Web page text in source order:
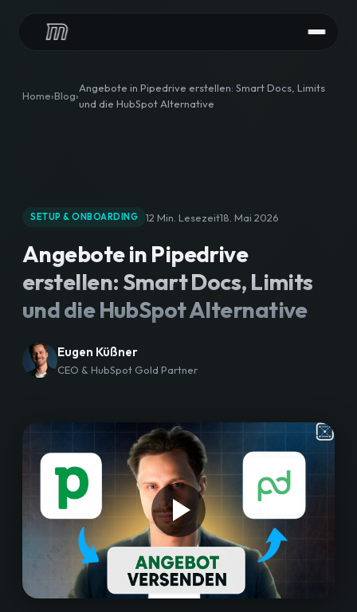
HubSpot Audit
HubSpot Betreuung
CONTENT
Workshops
Bewertungen
Strategiegespräch buchen
Home Blog
Angebote in Pipedrive erstellen: Smart Docs, Limits
und die HubSpot Alternative
SETUP & ONBOARDING 12 Min. Lesezeit18. Mai 2026
Angebote in Pipedrive
erstellen: Smart Docs, Limits
und die HubSpot Alternative
Eugen Küßner
CEO & HubSpot Gold Partner